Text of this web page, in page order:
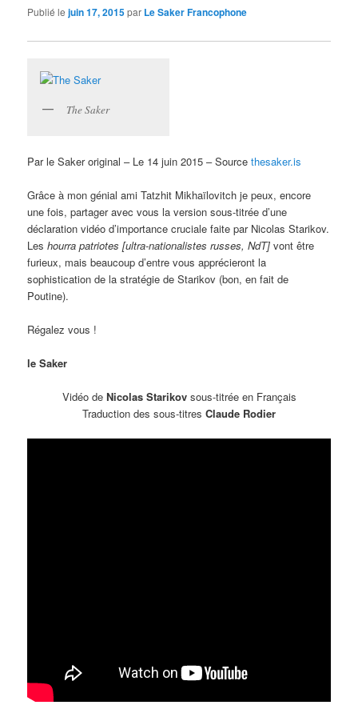
Publié lejuin 17, 2015par Le Saker Francophone
The Saker
Par le Saker original – Le 14 juin 2015 – Sourcethesaker.is
Grâce à mon génial ami Tatzhit Mikhaïlovitch je peux, encore
une fois, partager avec vous la version sous-titrée d’une
déclaration vidéo d’importance cruciale faite par Nicolas Starikov.
Leshourra patriotes [ultra-nationalistes russes, NdT] vont être
furieux, mais beaucoup d’entre vous apprécieront la
sophistication de la stratégie de Starikov (bon, en fait de
Poutine).
Régalez vous !
le Saker
Vidéo de Nicolas Starikovsous-titrée en Français
Traduction des sous-titres Claude Rodier